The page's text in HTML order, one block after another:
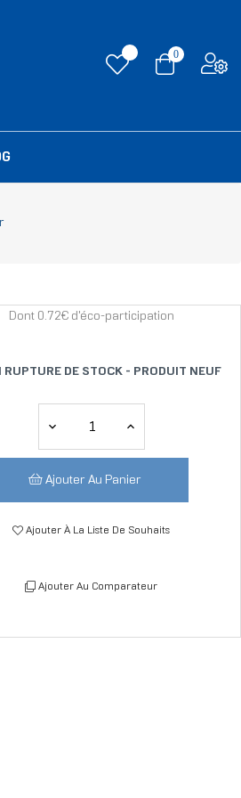
0
Dont 0.72€ d'éco-participation
RUPTURE DE STOCK - PRODUIT NEUF
Ajouter Au Panier
Ajouter À La Liste De Souhaits
Ajouter Au Comparateur